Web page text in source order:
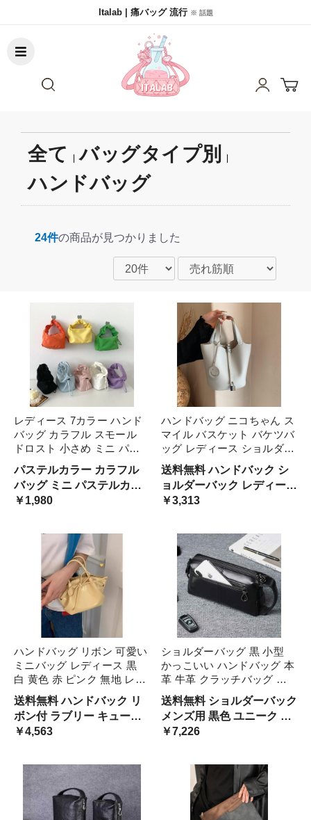
Italab | 痛バッグ 流行 ※ 話題
全て バッグタイプ別
ハンドバッグ
24件の商品が見つかりました
レディース 7カラー ハンド
バッグ カラフル スモール
ドロスト 小さめ ミニ パス
テルカラー 大人可愛い ママ
コーデ ママファッション 韓
国 オルチャンファッション
人気 トレンド 新作 20代 30
きれいめ レトロ お出かけ
パステルカラー カラフル
バッグ ミニ パステルカラ
ー 大人可愛い ファッショ
￥1,980
ハンドバッグ ニコちゃん ス
マイル バスケット バケツバ
ッグ レディース ショルダー
バッグ 2way レトロ 可愛い
韓国系 黒 白 青 緑 ピンク 淡
色 パステルカラー キュート
台形型 春カラー
送料無料 ハンドバック シ
ョルダーバック レディース
用 顔 スマイルデザイン チ
ザーバッグ ナチュラル 大
人可愛い 量産系 ガーリー
韓国女子
￥3,313
ハンドバッグ リボン 可愛い
ミニバッグ レディース 黒
白 黄色 赤 ピンク 無地 レザ
ーバッグ 手提げ 手持ち 小
型 個性的 くしゅくしゅ フ
レンチ レトロ 小バッグ バ
ケット バケツバ ガーリー
送料無料 ハンドバック リ
ボン付 ラブリー キュート
お呼ばれコーデ パーティー
い コロン ぽってり ユニー
ク 映える 存在感
￥4,563
ショルダーバッグ 黒 小型
かっこいい ハンドバッグ 本
革 牛革 クラッチバッグ メ
ンズ 韓国系 ソフトレザー
個性的 羽 フェザー ワニ革
クロコダイル 型押し 小バッ
グ 無地 横型 ファ ブラック
送料無料 ショルダーバック
メンズ用 黒色 ユニーク デ
ザイン 模様 動物 アニマル
ス スマホ 海外 セレブ 高見
え ソフトレザー クラシカ
￥7,226